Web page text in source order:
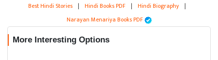
Best Hindi Stories | Hindi Books PDF | Hindi Biography |
Narayan Menariya Books PDF
More Interesting Options